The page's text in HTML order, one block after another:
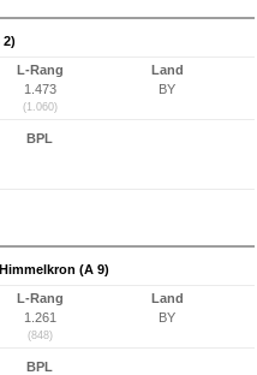
2)
L-Rang
1.473
(1.060)
Land
BY
BPL
(A 9)
L-Rang
1.261
(848)
Land
BY
BPL